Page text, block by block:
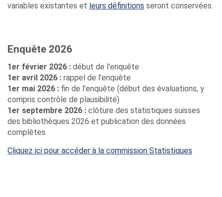
variables existantes et leurs définitions seront conservées.
Enquête 2026
1er février 2026 : début de l'enquête
1er avril 2026 : rappel de l'enquête
1er mai 2026 : fin de l'enquête (début des évaluations, y
compris contrôle de plausibilité)
1er septembre 2026 : clôture des statistiques suisses
des bibliothèques 2026 et publication des données
complètes
Cliquez ici pour accéder à la commission Statistiques